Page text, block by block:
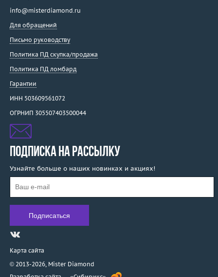
info@misterdiamond.ru
Для обращений
Письмо руководству
Политика ПД скупка/продажа
Политика ПД ломбард
Гарантии
ИНН 503609561072
ОГРНИП 305507403500044
ПОДПИСКА НА РАССЫЛКУ
Узнайте больше о наших новинках и акциях!
Карта сайта
© 2013-2026, Mister Diamond